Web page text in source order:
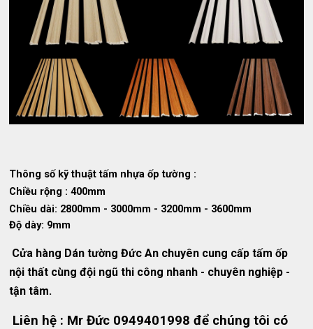
Thông số kỹ thuật tấm nhựa ốp tường :
Chiều rộng : 400mm
Chiều dài: 2800mm - 3000mm - 3200mm - 3600mm
Độ dày: 9mm
Cửa hàng Dán tường Đức An chuyên cung cấp tấm ốp
nội thất cùng đội ngũ thi công nhanh - chuyên nghiệp -
tận tâm.
Liên hệ : Mr Đức 0949401998 để chúng tôi có